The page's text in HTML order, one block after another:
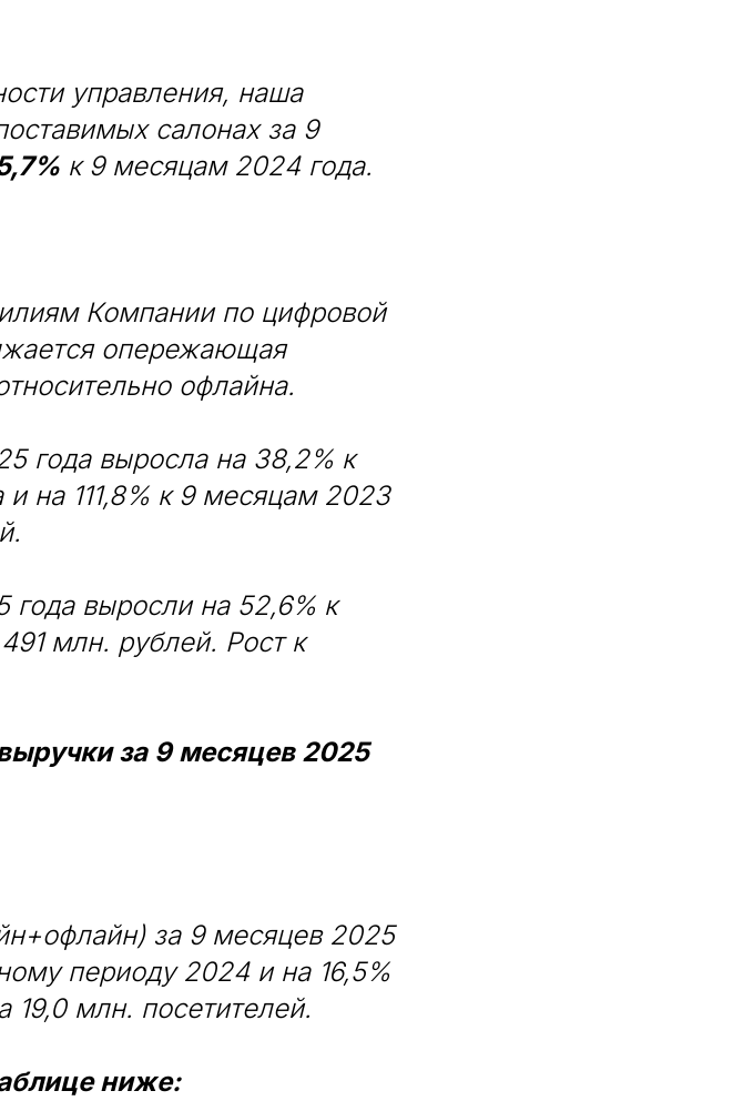
управления, наша
салонах за 9
к 9 месяцам 2024 года.
Компании по цифровой
опережающая
офлайна.
года выросла на 38,2% к
на 111,8% к 9 месяцам 2023
выросли на 52,6% к
млн. рублей. Рост к
за 9 месяцев 2025
за 9 месяцев 2025
периоду 2024 и на 16,5%
19,0 млн. посетителей.
ниже: